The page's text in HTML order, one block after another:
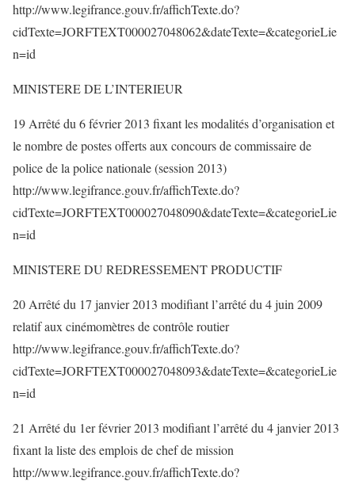
http://www.legifrance.gouv.fr/affichTexte.do?
cidTexte=JORFTEXT000027048062&dateTexte=&categorieLie
n=id
MINISTERE DE L’INTERIEUR
19 Arrêté du 6 février 2013 fixant les modalités d’organisation et
le nombre de postes offerts aux concours de commissaire de
police de la police nationale (session 2013)
http://www.legifrance.gouv.fr/affichTexte.do?
cidTexte=JORFTEXT000027048090&dateTexte=&categorieLie
n=id
MINISTERE DU REDRESSEMENT PRODUCTIF
20 Arrêté du 17 janvier 2013 modifiant l’arrêté du 4 juin 2009
relatif aux cinémomètres de contrôle routier
http://www.legifrance.gouv.fr/affichTexte.do?
cidTexte=JORFTEXT000027048093&dateTexte=&categorieLie
n=id
21 Arrêté du 1er février 2013 modifiant l’arrêté du 4 janvier 2013
fixant la liste des emplois de chef de mission
http://www.legifrance.gouv.fr/affichTexte.do?